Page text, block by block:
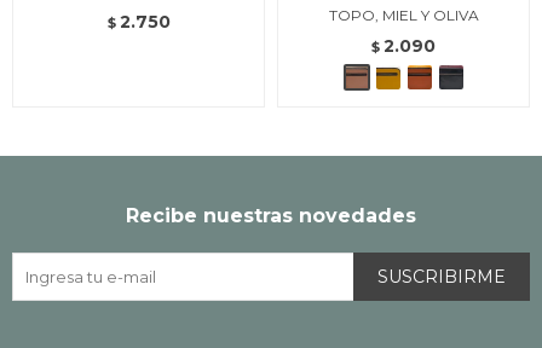
$ 2.750
TOPO, MIEL Y OLIVA
$ 2.090
Recibe nuestras novedades
SUSCRIBIRME